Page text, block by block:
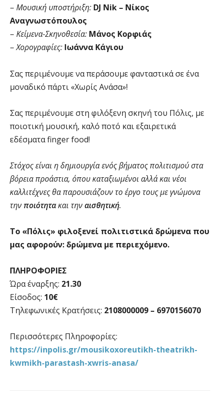
– Μουσική υποστήριξη: DJ Nik – Νίκος
Αναγνωστόπουλος
– Κείμενα-Σκηνοθεσία: Μάνος Κορφιάς
–Χορογραφίες: Ιωάννα Κάγιου
Σας περιμένουμε να περάσουμε φανταστικά σε ένα
μοναδικό πάρτι «Χωρίς Ανάσα»!
Σας περιμένουμε στη φιλόξενη σκηνή του Πόλις, με
ποιοτική μουσική, καλό ποτό και εξαιρετικά
εδέσματα finger food!
Στόχος είναι η δημιουργία ενός βήματος πολιτισμού στα
βόρεια προάστια, όπου καταξιωμένοι αλλά και νέοι
καλλιτέχνες θα παρουσιάζουν το έργο τους με γνώμονα
τηνποιότητακαι τηναισθητική.
Το «Πόλις» φιλοξενεί πολιτιστικά δρώμενα που
μας αφορούν: δρώμενα με περιεχόμενο.
ΠΛΗΡΟΦΟΡΙΕΣ
Ώρα έναρξης: 21.30
Είσοδος: 10€
Τηλεφωνικές Κρατήσεις: 2108000009 – 6970156070
Περισσότερες Πληροφορίες:
https://inpolis.gr/mousikoxoreutikh-theatrikh-
kwmikh-parastash-xwris-anasa/